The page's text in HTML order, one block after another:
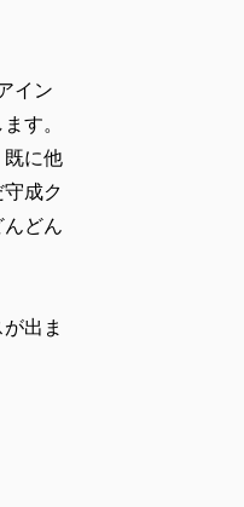
イン
す。
既に他
成ク
どん
出ま